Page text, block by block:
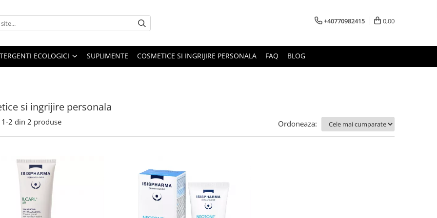
+40770982415 0,00
ECOLOGICI SUPLIMENTE COSMETICE SI INGRIJIRE PERSONALA FAQ BLOG
si ingrijire personala
1-2 din 2 produse Ordoneaza: